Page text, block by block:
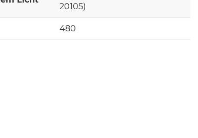
20105)
480